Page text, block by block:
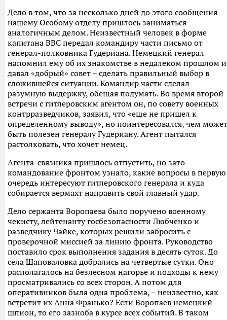
Дело в том, что за несколько дней до этого сообщения
нашему Особому отделу пришлось заниматься
аналогичным делом. Неизвестный человек в форме
капитана ВВС передал командиру части письмо от
генерал-полковника Гудериана. Немецкий генерал
напомнил ему об их знакомстве в недалеком прошлом и
давал «добрый» совет – сделать правильный выбор в
сложившейся ситуации. Командир части сделал
разумную выдержку, обещая подумать. Во время второй
встречи с гитлеровским агентом он, по совету военных
контрразведчиков, заявил, что «еще не пришел к
определенному выводу», но поинтересовался, чем может
быть полезен генералу Гудериану. Агент пытался
растолковать, что хочет немец.
Агента-связника пришлось отпустить, но зато
командование фронтом узнало, какие вопросы в первую
очередь интересуют гитлеровского генерала и куда
собирается вермахт направить свой главный удар.
Дело сержанта Воропаева было поручено военному
чекисту, лейтенанту госбезопасности Любченко и
разведчику Чайке, которых решили забросить с
проверочной миссией за линию фронта. Руководство
поставило срок выполнения задания в десять суток. До
села Шаповаловка добрались на четвертые сутки. Оно
располагалось на безлесном нагорье и подходы к нему
просматривались со всех сторон. А потом для
оперативников была одна проблема, – неизвестно, как
встретит их Анна Франько? Если Воропаев немецкий
шпион, то его зазноба в курсе всех событий. В таком